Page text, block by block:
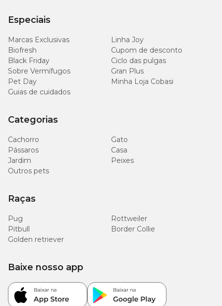
Especiais
Marcas Exclusivas
Linha Joy
Biofresh
Cupom de desconto
Black Friday
Ciclo das pulgas
Sobre Vermífugos
Gran Plus
Pet Day
Minha Loja Cobasi
Guias de cuidados
Categorias
Cachorro
Gato
Pássaros
Casa
Jardim
Peixes
Outros pets
Raças
Pug
Rottweiler
Pitbull
Border Collie
Golden retriever
Baixe nosso app